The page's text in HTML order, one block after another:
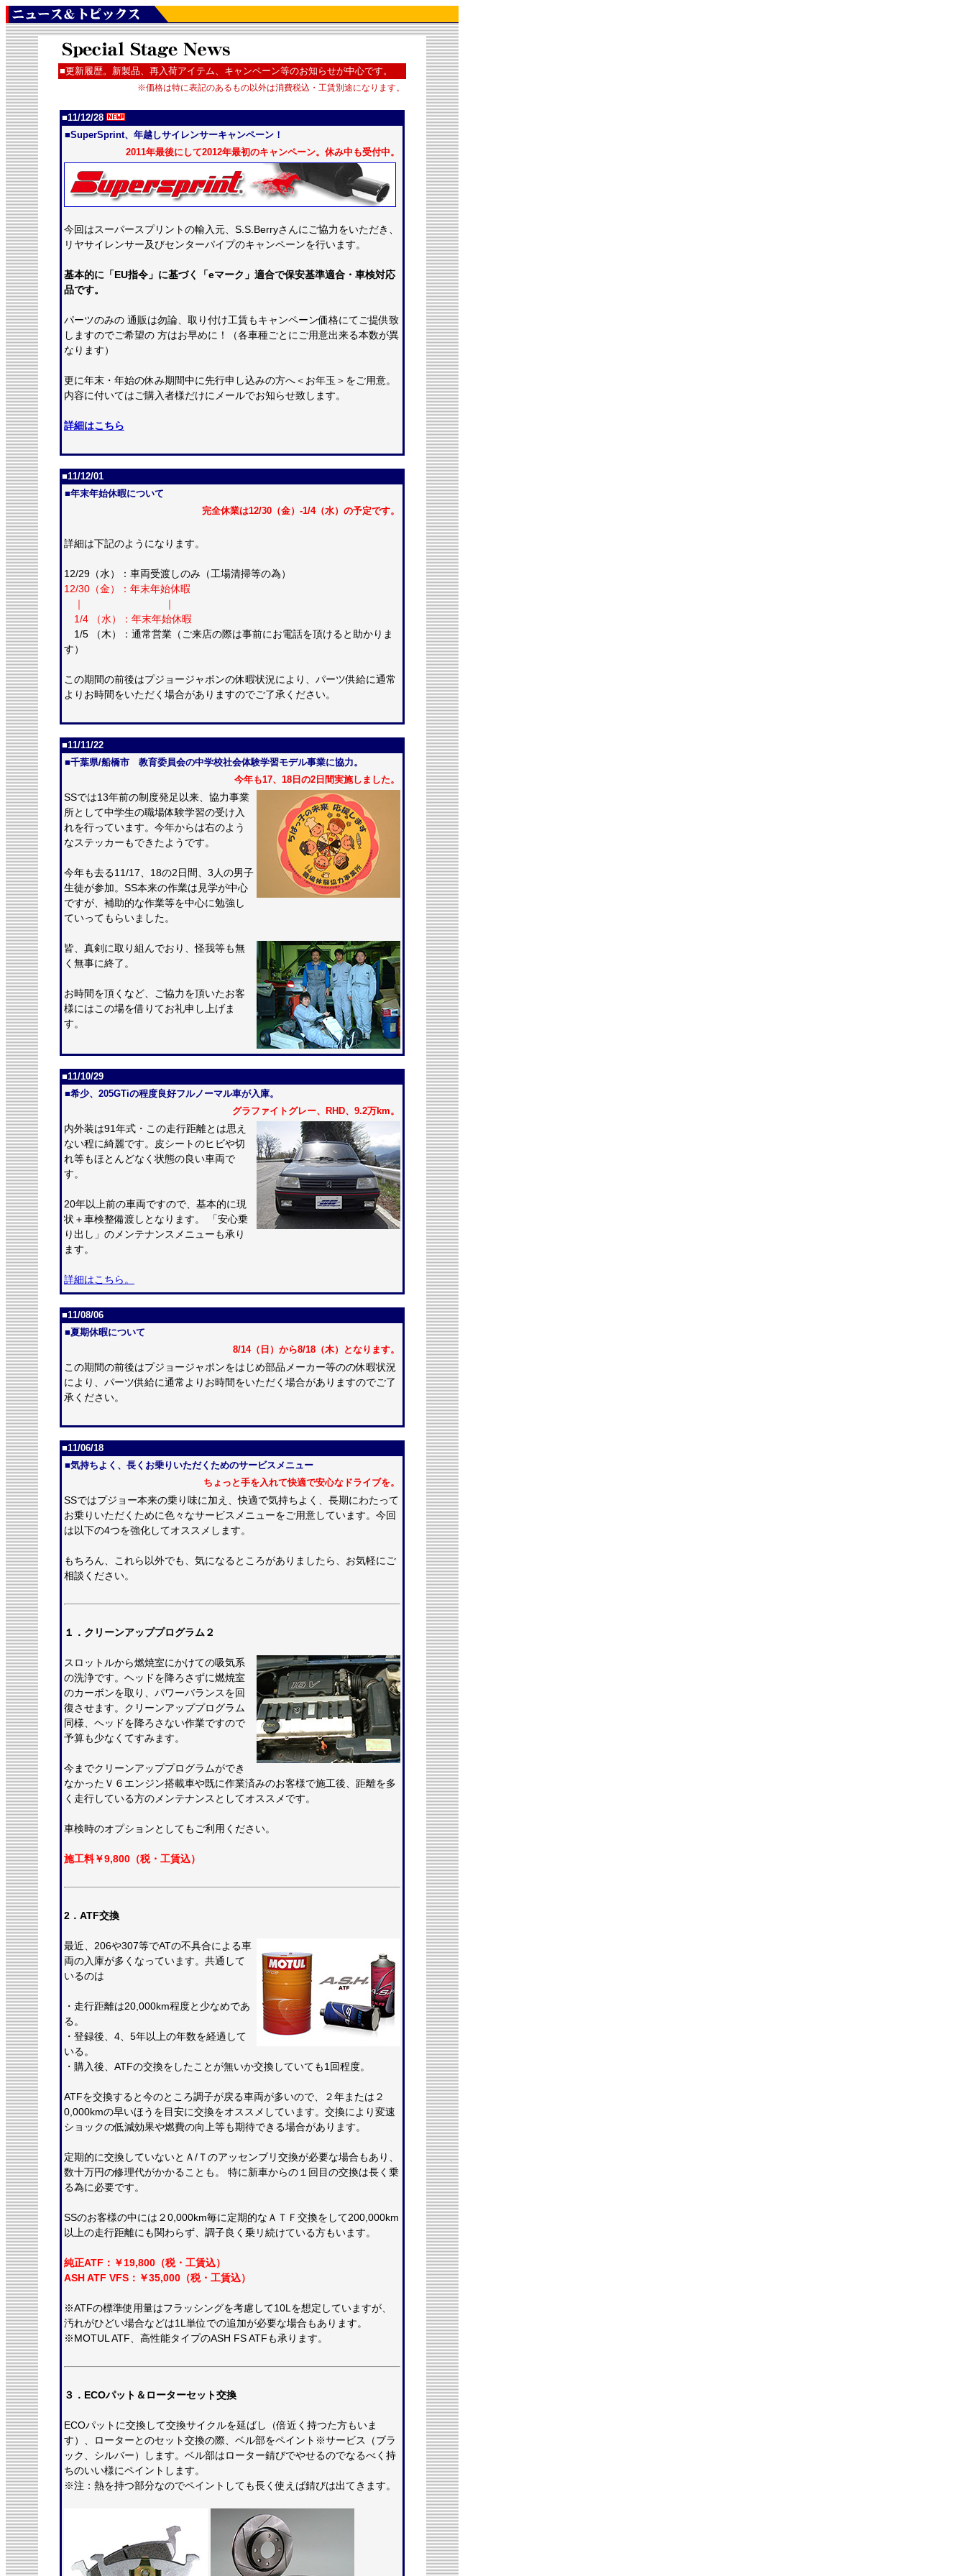
■更新履歴。新製品、再入荷アイテム、キャンペーン等のお知らせが中心です。
※価格は特に表記のあるもの以外は消費税込・工賃別途になります。
■11/12/28
■SuperSprint、年越しサイレンサーキャンペーン！
2011年最後にして2012年最初のキャンペーン。休み中も受付中。
今回はスーパースプリントの輸入元、S.S.Berryさんにご協力をいただき、
リヤサイレンサー及びセンターパイプのキャンペーンを行います。
基本的に「EU指令」に基づく「eマーク」適合で保安基準適合・車検対応
品です。
パーツのみの 通販は勿論、取り付け工賃もキャンペーン価格にてご提供致
しますのでご希望の 方はお早めに！（各車種ごとにご用意出来る本数が異
なります）
更に年末・年始の休み期間中に先行申し込みの方へ＜お年玉＞をご用意。
内容に付いてはご購入者様だけにメールでお知らせ致します。
詳細はこちら
■11/12/01
■年末年始休暇について
完全休業は12/30（金）-1/4（水）の予定です。
詳細は下記のようになります。
12/29（水）：車両受渡しのみ（工場清掃等の為）
12/30（金）：年末年始休暇
｜ ｜
1/4 （水）：年末年始休暇
1/5 （木）：通常営業（ご来店の際は事前にお電話を頂けると助かりま
す）
この期間の前後はプジョージャポンの休暇状況により、パーツ供給に通常
よりお時間をいただく場合がありますのでご了承ください。
■11/11/22
■千葉県/船橋市 教育委員会の中学校社会体験学習モデル事業に協力。
今年も17、18日の2日間実施しました。
SSでは13年前の制度発足以来、協力事業
所として中学生の職場体験学習の受け入
れを行っています。今年からは右のよう
なステッカーもできたようです。
今年も去る11/17、18の2日間、3人の男子
生徒が参加。SS本来の作業は見学が中心
ですが、補助的な作業等を中心に勉強し
ていってもらいました。
皆、真剣に取り組んでおり、怪我等も無
く無事に終了。
お時間を頂くなど、ご協力を頂いたお客
様にはこの場を借りてお礼申し上げま
す。
■11/10/29
■希少、205GTiの程度良好フルノーマル車が入庫。
グラファイトグレー、RHD、9.2万km。
内外装は91年式・この走行距離とは思え
ない程に綺麗です。皮シートのヒビや切
れ等もほとんどなく状態の良い車両で
す。
20年以上前の車両ですので、基本的に現
状＋車検整備渡しとなります。 「安心乗
り出し」のメンテナンスメニューも承り
ます。
詳細はこちら。
■11/08/06
■夏期休暇について
8/14（日）から8/18（木）となります。
この期間の前後はプジョージャポンをはじめ部品メーカー等のの休暇状況
により、パーツ供給に通常よりお時間をいただく場合がありますのでご了
承ください。
■11/06/18
■気持ちよく、長くお乗りいただくためのサービスメニュー
ちょっと手を入れて快適で安心なドライブを。
SSではプジョー本来の乗り味に加え、快適で気持ちよく、長期にわたって
お乗りいただくために色々なサービスメニューをご用意しています。今回
は以下の4つを強化してオススメします。
もちろん、これら以外でも、気になるところがありましたら、お気軽にご
相談ください。
１．クリーンアッププログラム２
スロットルから燃焼室にかけての吸気系
の洗浄です。ヘッドを降ろさずに燃焼室
のカーボンを取り、パワーバランスを回
復させます。クリーンアッププログラム
同様、ヘッドを降ろさない作業ですので
予算も少なくてすみます。
今までクリーンアッププログラムができ
なかったＶ６エンジン搭載車や既に作業済みのお客様で施工後、距離を多
く走行している方のメンテナンスとしてオススメです。
車検時のオプションとしてもご利用ください。
施工料￥9,800（税・工賃込）
2．ATF交換
最近、206や307等でATの不具合による車
両の入庫が多くなっています。共通して
いるのは
・走行距離は20,000km程度と少なめであ
る。
・登録後、4、5年以上の年数を経過して
いる。
・購入後、ATFの交換をしたことが無いか交換していても1回程度。
ATFを交換すると今のところ調子が戻る車両が多いので、２年または２
0,000kmの早いほうを目安に交換をオススメしています。交換により変速
ショックの低減効果や燃費の向上等も期待できる場合があります。
定期的に交換していないとＡ/Ｔのアッセンブリ交換が必要な場合もあり、
数十万円の修理代がかかることも。 特に新車からの１回目の交換は長く乗
る為に必要です。
SSのお客様の中には２0,000km毎に定期的なＡＴＦ交換をして200,000km
以上の走行距離にも関わらず、調子良く乗リ続けている方もいます。
純正ATF：￥19,800（税・工賃込）
ASH ATF VFS：￥35,000（税・工賃込）
※ATFの標準使用量はフラッシングを考慮して10Lを想定していますが、
汚れがひどい場合などは1L単位での追加が必要な場合もあります。
※MOTUL ATF、高性能タイプのASH FS ATFも承ります。
３．ECOパット＆ローターセット交換
ECOパットに交換して交換サイクルを延ばし（倍近く持つた方もいま
す）、ローターとのセット交換の際、ベル部をペイント※サービス（ブラ
ック、シルバー）します。ベル部はローター錆びでやせるのでなるべく持
ちのいい様にペイントします。
※注：熱を持つ部分なのでペイントしても長く使えば錆びは出てきます。